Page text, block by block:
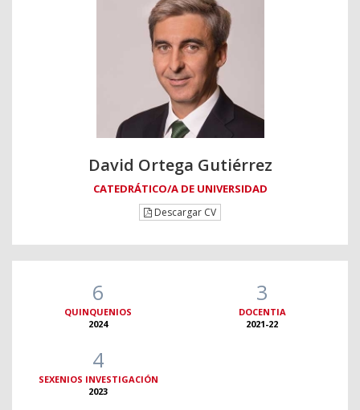
David Ortega Gutiérrez
CATEDRÁTICO/A DE UNIVERSIDAD
Descargar CV
6
QUINQUENIOS
2024
3
DOCENTIA
2021-22
4
SEXENIOS INVESTIGACIÓN
2023